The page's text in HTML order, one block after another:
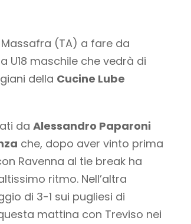
Massafra (TA) a fare da
maschile che vedrà di
della Cucine Lube
da Alessandro Paparoni
che, dopo aver vinto prima
Ravenna al tie break ha
ritmo. Nell’altra
di 3-1 sui pugliesi di
mattina con Treviso nei